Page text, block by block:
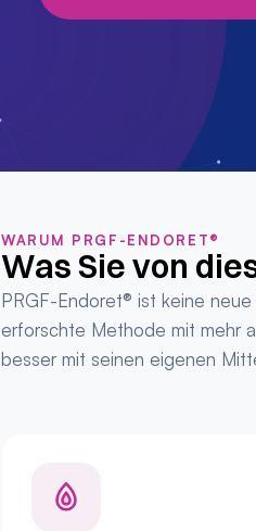
WARUM PRGF-ENDORET®
Was Sie von
PRGF-Endoret® ist keine
erforschte Methode mit mehr
besser mit seinen eigenen